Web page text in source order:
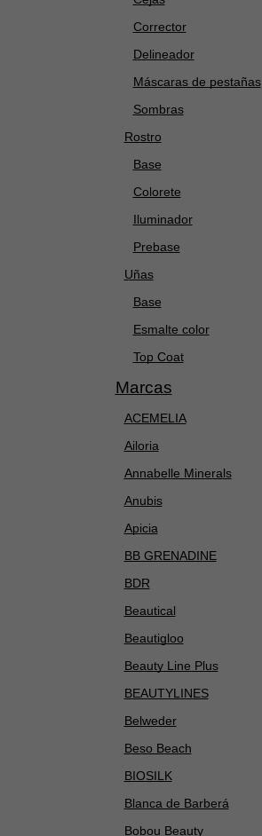
Corrector
Delineador
Máscaras de pestañas
Sombras
Rostro
Base
Colorete
Iluminador
Prebase
Uñas
Base
Esmalte color
Top Coat
Marcas
ACEMELIA
Ailoria
Annabelle Minerals
Anubis
Apicia
BB GRENADINE
BDR
Beautical
Beautigloo
Beauty Line Plus
BEAUTYLINES
Belweder
Beso Beach
BIOSILK
Blanca de Barberá
Bobou Beauty